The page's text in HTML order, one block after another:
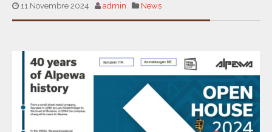
11 Novembre 2024 admin News